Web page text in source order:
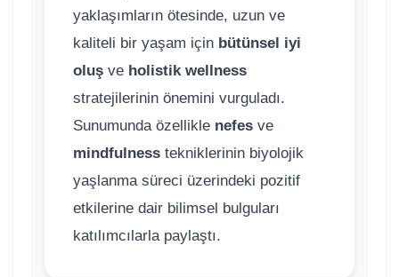
yaklaşımların ötesinde, uzun ve
kaliteli bir yaşam için bütünsel iyi
oluş ve holistik wellness
stratejilerinin önemini vurguladı.
Sunumunda özellikle nefes ve
mindfulness tekniklerinin biyolojik
yaşlanma süreci üzerindeki pozitif
etkilerine dair bilimsel bulguları
katılımcılarla paylaştı.